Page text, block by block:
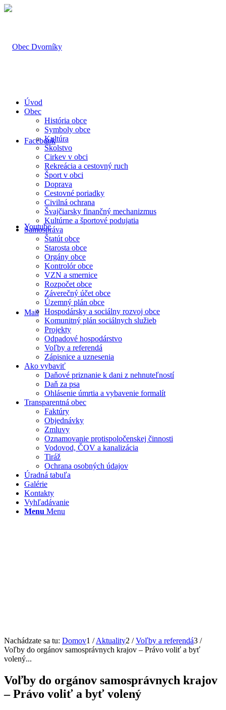
Facebook
Youtube
Mail
Úvod
Obec
História obce
Symboly obce
Kultúra
Školstvo
Cirkev v obci
Rekreácia a cestovný ruch
Šport v obci
Doprava
Cestovné poriadky
Civilná ochrana
Švajčiarsky finančný mechanizmus
Kultúrne a športové podujatia
Samospráva
Štatút obce
Starosta obce
Orgány obce
Kontrolór obce
VZN a smernice
Rozpočet obce
Záverečný účet obce
Územný plán obce
Hospodársky a sociálny rozvoj obce
Komunitný plán sociálnych služieb
Projekty
Odpadové hospodárstvo
Voľby a referendá
Zápisnice a uznesenia
Ako vybaviť
Daňové priznanie k dani z nehnuteľností
Daň za psa
Ohlásenie úmrtia a vybavenie formalít
Transparentná obec
Faktúry
Objednávky
Zmluvy
Oznamovanie protispoločenskej činnosti
Vodovod, ČOV a kanalizácia
Tiráž
Ochrana osobných údajov
Úradná tabuľa
Galérie
Kontakty
Vyhľadávanie
Menu Menu
Nachádzate sa tu: Domov1 / Aktuality2 / Voľby a referendá3 /
Voľby do orgánov samosprávnych krajov – Právo voliť a byť
volený...
Voľby do orgánov samosprávnych krajov
– Právo voliť a byť volený